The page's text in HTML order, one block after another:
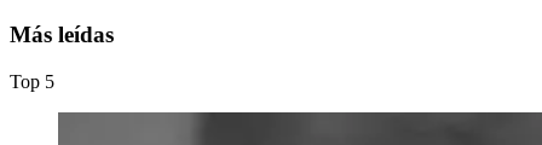
Más leídas
Top 5